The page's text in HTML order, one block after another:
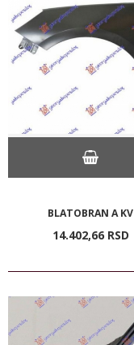
BLATOBRAN A KV
14.402,66 RSD